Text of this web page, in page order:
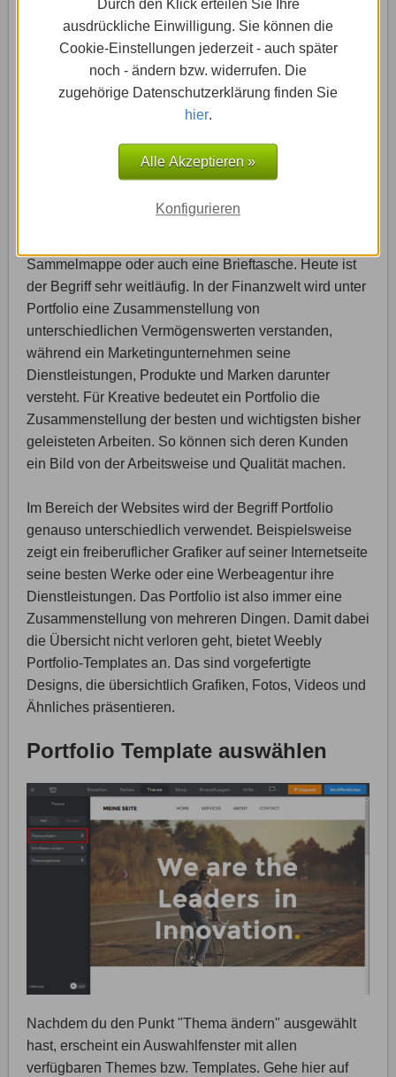
Durch den Klick erteilen Sie Ihre
ausdrückliche Einwilligung. Sie können die
Cookie-Einstellungen jederzeit - auch später
noch - ändern bzw. widerrufen. Die
zugehörige Datenschutzerklärung finden Sie
hier.
Alle Akzeptieren »
Konfigurieren
Hintergrundbild sowie auf deine gesamte Website
auswirkt.
Gehe die einzelnen Abschnitte deiner Website durch,
stelle fest ob diese Hintergrundbilder vertragen und
wenn ja, probiere unter „Scrolleffekt“ einfach „Parallax“
Portfolio Template
Sammelmappe oder auch eine Brieftasche. Heute ist
der Begriff sehr weitläufig. In der Finanzwelt wird unter
Portfolio eine Zusammenstellung von
unterschiedlichen Vermögenswerten verstanden,
während ein Marketingunternehmen seine
Dienstleistungen, Produkte und Marken darunter
versteht. Für Kreative bedeutet ein Portfolio die
Zusammenstellung der besten und wichtigsten bisher
geleisteten Arbeiten. So können sich deren Kunden
ein Bild von der Arbeitsweise und Qualität machen.
Im Bereich der Websites wird der Begriff Portfolio
genauso unterschiedlich verwendet. Beispielsweise
zeigt ein freiberuflicher Grafiker auf seiner Internetseite
seine besten Werke oder eine Werbeagentur ihre
Dienstleistungen. Das Portfolio ist also immer eine
Zusammenstellung von mehreren Dingen. Damit dabei
die Übersicht nicht verloren geht, bietet Weebly
Portfolio-Templates an. Das sind vorgefertigte
Designs, die übersichtlich Grafiken, Fotos, Videos und
Ähnliches präsentieren.
Portfolio Template auswählen
Nachdem du den Punkt "Thema ändern" ausgewählt
hast, erscheint ein Auswahlfenster mit allen
verfügbaren Themes bzw. Templates. Gehe hier auf